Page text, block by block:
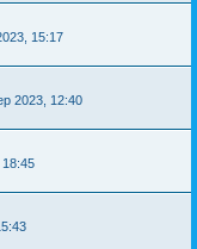
15:17
2023, 12:40